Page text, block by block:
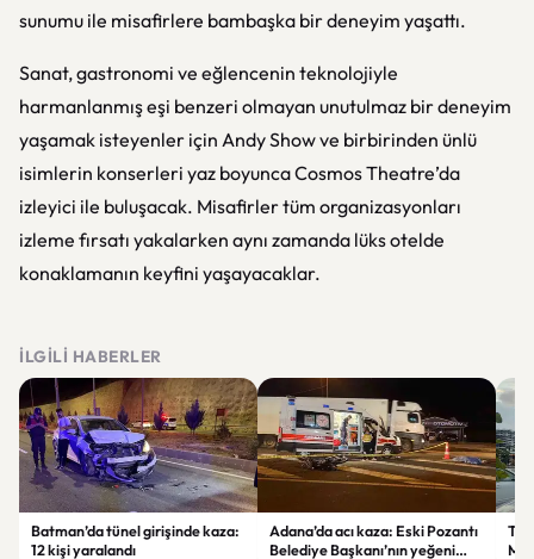
sunumu ile misafirlere bambaşka bir deneyim yaşattı.
Sanat, gastronomi ve eğlencenin teknolojiyle
harmanlanmış eşi benzeri olmayan unutulmaz bir deneyim
yaşamak isteyenler için Andy Show ve birbirinden ünlü
isimlerin konserleri yaz boyunca Cosmos Theatre’da
izleyici ile buluşacak. Misafirler tüm organizasyonları
izleme fırsatı yakalarken aynı zamanda lüks otelde
konaklamanın keyfini yaşayacaklar.
İLGILI HABERLER
Batman’da tünel girişinde kaza:
12 kişi yaralandı
Adana’da acı kaza: Eski Pozantı
Belediye Başkanı’nın yeğeni